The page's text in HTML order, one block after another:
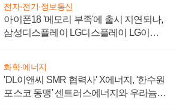
전자·전기·정보통신
아이폰18 '메모리 부족'에 출시 지연되나,
삼성디스플레이 LG디스플레이 LG이노
화학·에너지
'DL이앤씨 SMR 협력사' X에너지, '한수원
포스코 동맹' 센트러스에너지와 우라늄